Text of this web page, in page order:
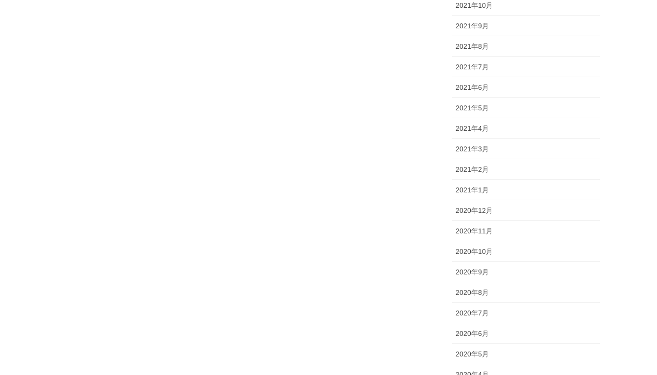
2021年10月
2021年9月
2021年8月
2021年7月
2021年6月
2021年5月
2021年4月
2021年3月
2021年2月
2021年1月
2020年12月
2020年11月
2020年10月
2020年9月
2020年8月
2020年7月
2020年6月
2020年5月